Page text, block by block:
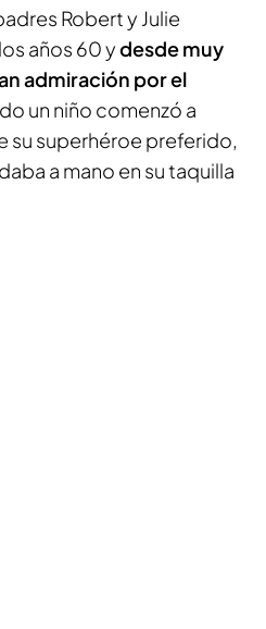
Robert y Julie
años 60 ydesde muy
admiración por el
un niño comenzó a
su superhéroe preferido,
a mano en su taquilla